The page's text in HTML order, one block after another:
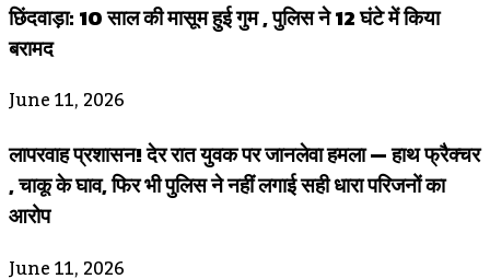
छिंदवाड़ा: 10 साल की मासूम हुई गुम , पुलिस ने 12 घंटे में किया
बरामद
June 11, 2026
लापरवाह प्रशासन! देर रात युवक पर जानलेवा हमला — हाथ फ्रैक्चर
, चाकू के घाव, फिर भी पुलिस ने नहीं लगाई सही धारा परिजनों का
आरोप
June 11, 2026